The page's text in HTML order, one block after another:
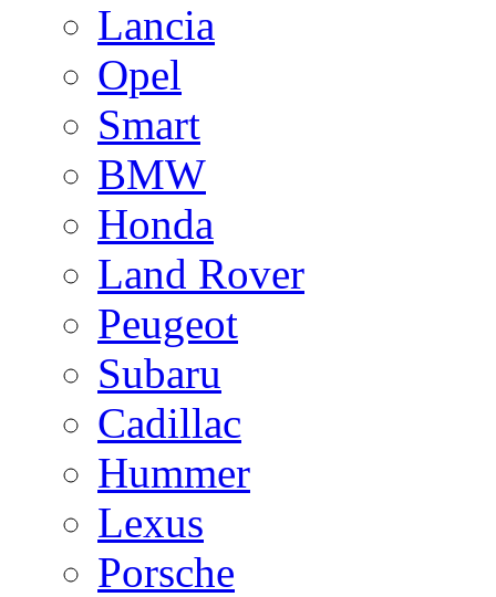
Lancia
Opel
Smart
BMW
Honda
Land Rover
Peugeot
Subaru
Cadillac
Hummer
Lexus
Porsche